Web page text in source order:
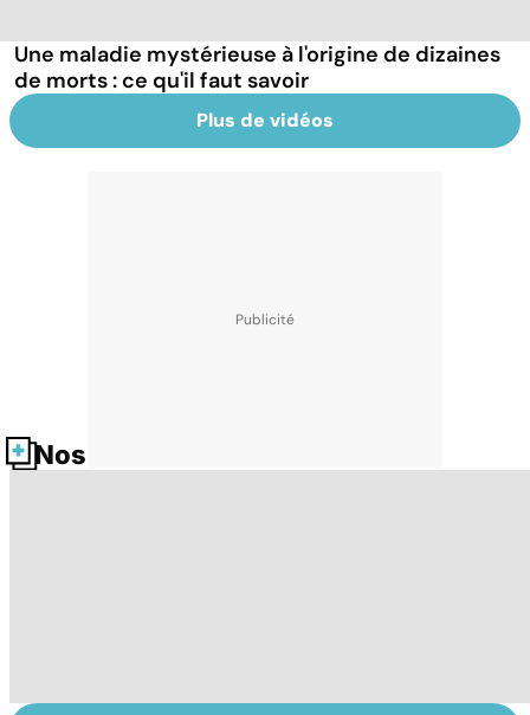
Une maladie mystérieuse à l'origine de dizaines
de morts : ce qu'il faut savoir
Plus de vidéos
Nos fiches santé